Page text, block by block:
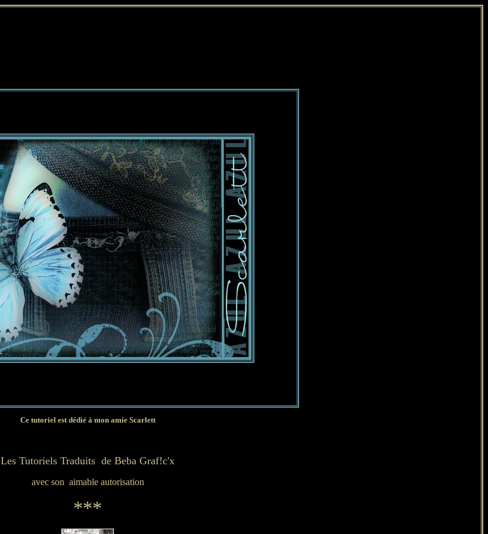
Ce tutoriel est dédié à mon amie Scarlett
Les Tutoriels Traduits de Beba Graf!c'x
avec son aimable autorisation
***